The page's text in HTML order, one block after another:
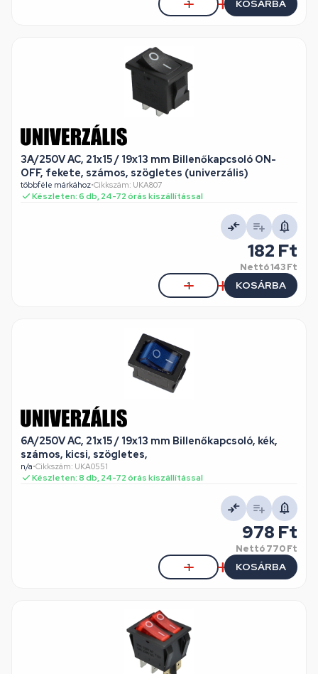
KOSÁRBA
3A/250V AC, 21x15 / 19x13 mm Billenőkapcsoló ON-
OFF, fekete, számos, szögletes (univerzális)
többféle márkához•Cikkszám: UKA807
Készleten: 6 db, 24-72 órás kiszállítással
182 Ft
Nettó143 Ft
KOSÁRBA
6A/250V AC, 21x15 / 19x13 mm Billenőkapcsoló, kék,
számos, kicsi, szögletes,
n/a•Cikkszám: UKA0551
Készleten: 8 db, 24-72 órás kiszállítással
978 Ft
Nettó770 Ft
KOSÁRBA